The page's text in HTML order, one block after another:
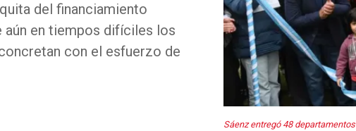
del financiamiento
aún en tiempos difíciles los
con el esfuerzo de
Sáenz entregó 48